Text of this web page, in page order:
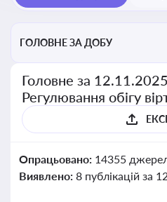
ГОЛОВНЕ ЗА ДОБУ
Головне за
Регулювання обігу
Опрацьовано: 14355
Виявлено: 8 публікацій за